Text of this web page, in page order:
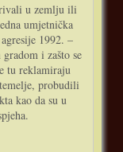
u zemlju ili
umjetnička
1992. –
i zašto se
tu reklamiraju
probudili
kao da su u